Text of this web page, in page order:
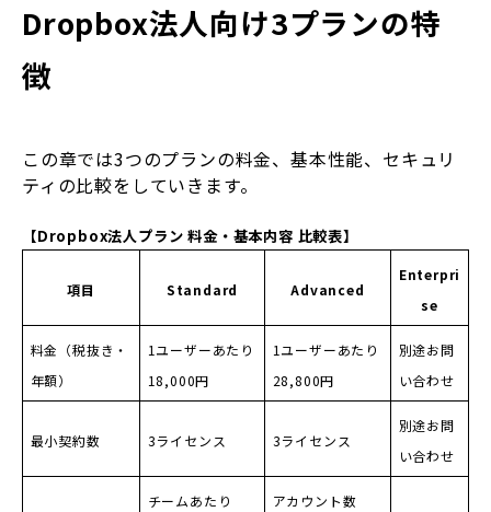
Dropbox法人向け3プランの特
徴
この章では3つのプランの料金、基本性能、セキュリ
ティの比較をしていきます。
【Dropbox法人プラン 料金・基本内容 比較表】
項目 Standard Advanced
Enterpri
se
料金（税抜き・
年額）
1ユーザーあたり
18,000円
1ユーザーあたり
28,800円
別途お問
い合わせ
最小契約数 3ライセンス 3ライセンス
別途お問
い合わせ
チームあたり
アカウント数